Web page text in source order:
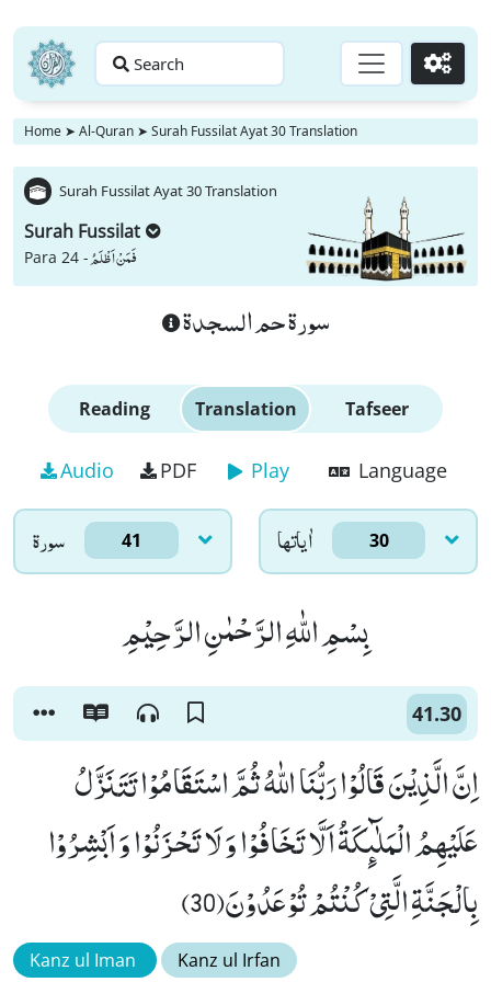
Search Go
Home ➤ Al-Quran ➤ Surah Fussilat Ayat 30 Translation
Surah Fussilat Ayat 30 Translation
Surah Fussilat
Para 24 -فَمَنْ اَظْلَمُ
سورة حم السجدة
Reading Translation Tafseer
Audio PDF Play Language
سورۃ 41 اٰياتها 30
بِسْمِ اللّٰهِ الرَّحْمٰنِ الرَّحِیْمِ
41.30
اِنَّ الَّذِیْنَ قَالُوْا رَبُّنَا اللّٰهُ ثُمَّ اسْتَقَامُوْا تَتَنَزَّلُ
عَلَیْهِمُ الْمَلٰٓىٕكَةُ اَلَّا تَخَافُوْا وَ لَا تَحْزَنُوْا وَ اَبْشِرُوْا
بِالْجَنَّةِ الَّتِیْ كُنْتُمْ تُوْعَدُوْنَ(30)
Kanz ul Iman Kanz ul Irfan